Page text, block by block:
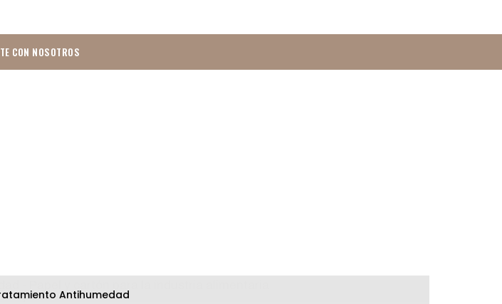
CON NOSOTROS
Antihumedad
y ahumados